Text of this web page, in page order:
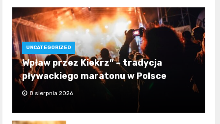
UNCATEGORIZED
Wpław przez Kiekrz” – tradycja
pływackiego maratonu w Polsce
8 sierpnia 2026